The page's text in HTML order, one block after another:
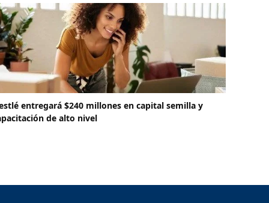
entregará $240 millones en capital semilla y
de alto nivel